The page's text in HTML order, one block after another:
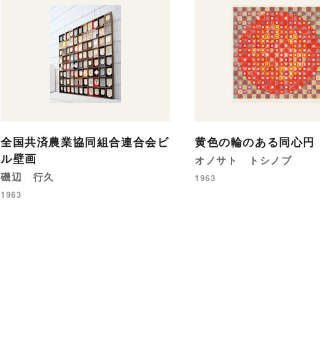
全国共済農業協同組合連合会ビ
ル壁画
磯辺 行久
1963
黄色の輪のある同心円
オノサト トシノブ
1963